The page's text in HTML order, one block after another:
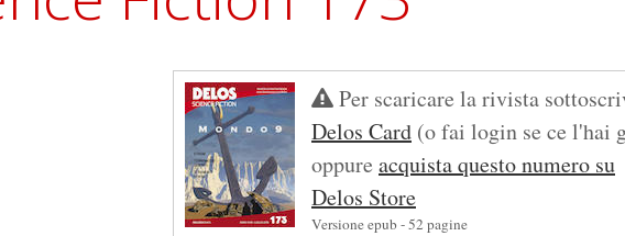
Per scaricare la rivista
Delos Card (o fai login se ce l'hai
oppure acquista questo numero su
Delos Store
Versione epub - 52 pagine